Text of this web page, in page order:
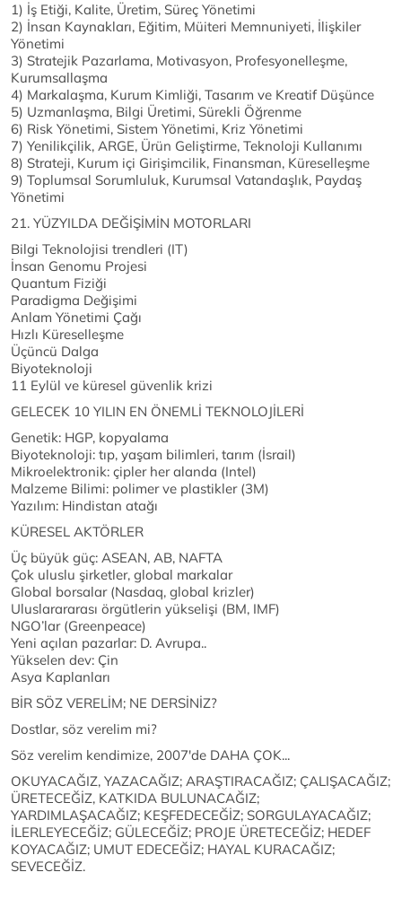
1) İş Etiği, Kalite, Üretim, Süreç Yönetimi
2) İnsan Kaynakları, Eğitim, Müiteri Memnuniyeti, İlişkiler
Yönetimi
3) Stratejik Pazarlama, Motivasyon, Profesyonelleşme,
Kurumsallaşma
4) Markalaşma, Kurum Kimliği, Tasarım ve Kreatif Düşünce
5) Uzmanlaşma, Bilgi Üretimi, Sürekli Öğrenme
6) Risk Yönetimi, Sistem Yönetimi, Kriz Yönetimi
7) Yenilikçilik, ARGE, Ürün Geliştirme, Teknoloji Kullanımı
8) Strateji, Kurum içi Girişimcilik, Finansman, Küreselleşme
9) Toplumsal Sorumluluk, Kurumsal Vatandaşlık, Paydaş
Yönetimi
21. YÜZYILDA DEĞİŞİMİN MOTORLARI
Bilgi Teknolojisi trendleri (IT)
İnsan Genomu Projesi
Quantum Fiziği
Paradigma Değişimi
Anlam Yönetimi Çağı
Hızlı Küreselleşme
Üçüncü Dalga
Biyoteknoloji
11 Eylül ve küresel güvenlik krizi
GELECEK 10 YILIN EN ÖNEMLİ TEKNOLOJİLERİ
Genetik: HGP, kopyalama
Biyoteknoloji: tıp, yaşam bilimleri, tarım (İsrail)
Mikroelektronik: çipler her alanda (Intel)
Malzeme Bilimi: polimer ve plastikler (3M)
Yazılım: Hindistan atağı
KÜRESEL AKTÖRLER
Üç büyük güç: ASEAN, AB, NAFTA
Çok uluslu şirketler, global markalar
Global borsalar (Nasdaq, global krizler)
Uluslarararası örgütlerin yükselişi (BM, IMF)
NGO’lar (Greenpeace)
Yeni açılan pazarlar: D. Avrupa..
Yükselen dev: Çin
Asya Kaplanları
BİR SÖZ VERELİM; NE DERSİNİZ?
Dostlar, söz verelim mi?
Söz verelim kendimize, 2007'de DAHA ÇOK...
OKUYACAĞIZ, YAZACAĞIZ; ARAŞTIRACAĞIZ; ÇALIŞACAĞIZ;
ÜRETECEĞİZ, KATKIDA BULUNACAĞIZ;
YARDIMLAŞACAĞIZ; KEŞFEDECEĞİZ; SORGULAYACAĞIZ;
İLERLEYECEĞİZ; GÜLECEĞİZ; PROJE ÜRETECEĞİZ; HEDEF
KOYACAĞIZ; UMUT EDECEĞİZ; HAYAL KURACAĞIZ;
SEVECEĞİZ.